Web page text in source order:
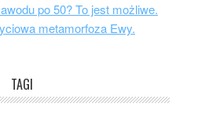
po 50? To jest możliwe.
metamorfoza Ewy.
TAGI